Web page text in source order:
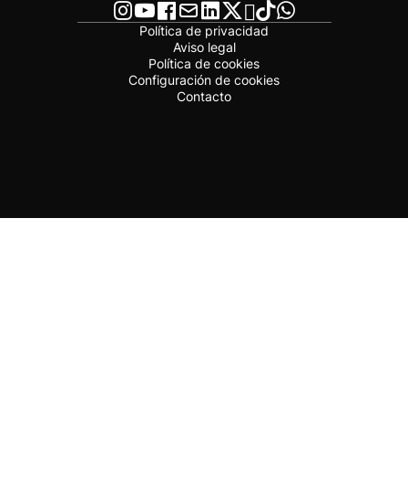
Política de privacidad
Aviso legal
Política de cookies
Configuración de cookies
Contacto